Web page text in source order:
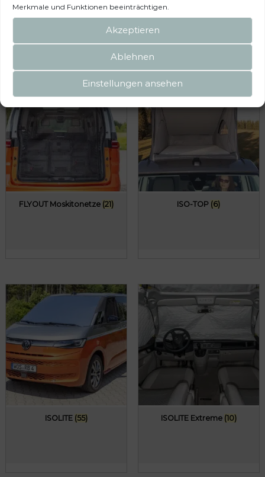
Merkmale und Funktionen beeinträchtigen.
Akzeptieren
Ablehnen
Einstellungen ansehen
FLYOUT Moskitonetze (21) ISO-TOP (6)
ISOLITE (55) ISOLITE Extreme (10)